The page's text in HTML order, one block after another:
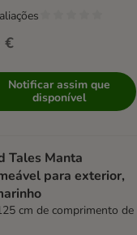
€
Notificar assim que
disponível
Tales Manta
para exterior,
cm de comprimento de